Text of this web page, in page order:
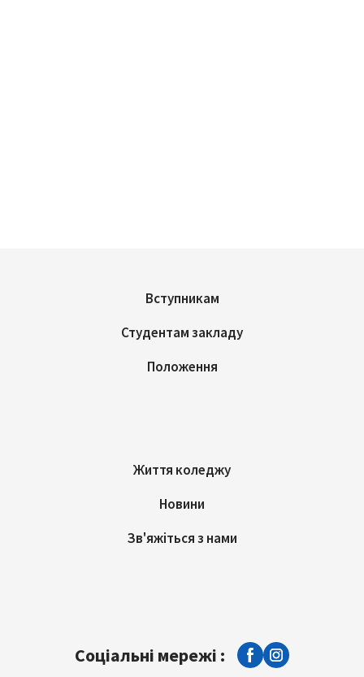
Вступникам
Студентам закладу
Положення
Життя коледжу
Новини
Зв'яжіться з нами
Соціальні мережі :